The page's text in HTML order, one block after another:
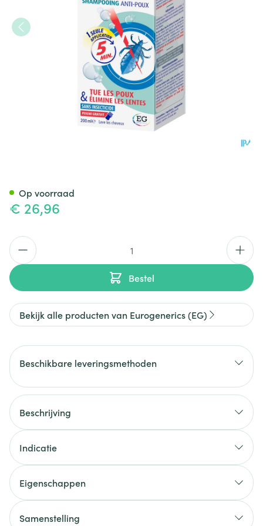
€ 26,96
Aantal
Bestel
Op voorraad
Bekijk alle producten van Eurogenerics (EG)
Beschikbare leveringsmethoden
Beschrijving
Indicatie
Eigenschappen
Samenstelling